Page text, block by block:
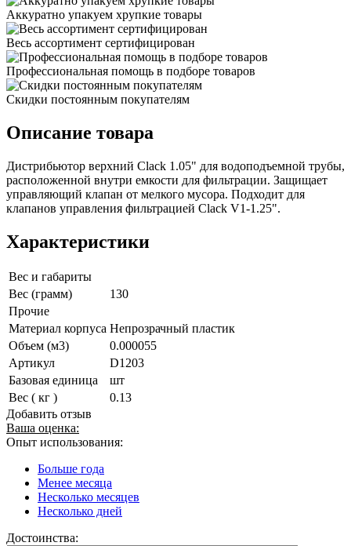
Аккуратно упакуем хрупкие товары
Весь ассортимент сертифицирован
Профессиональная помощь в подборе товаров
Скидки постоянным покупателям
Описание товара
Дистрибьютор верхний Clack 1.05" для водоподъемной трубы,
расположенной внутри емкости для фильтрации. Защищает
управляющий клапан от мелкого мусора. Подходит для
клапанов управления фильтрацией Clack V1-1.25".
Характеристики
Вес и габариты
Вес (грамм)
130
Прочие
Материал корпуса Непрозрачный пластик
Объем (м3)
0.000055
Артикул
D1203
Базовая единица
шт
Вес ( кг )
0.13
Добавить отзыв
Ваша оценка:
Опыт использования:
Больше года
Менее месяца
Несколько месяцев
Несколько дней
Достоинства: